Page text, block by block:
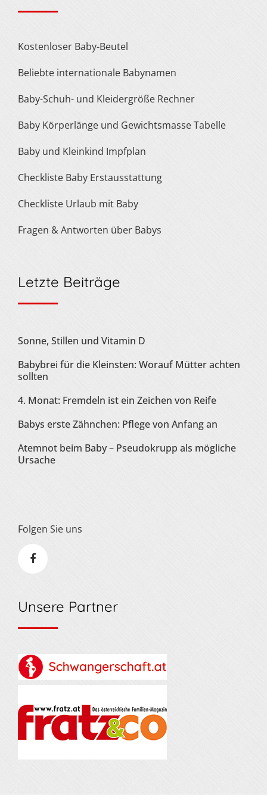
Kostenloser Baby-Beutel
Beliebte internationale Babynamen
Baby-Schuh- und Kleidergröße Rechner
Baby Körperlänge und Gewichtsmasse Tabelle
Baby und Kleinkind Impfplan
Checkliste Baby Erstausstattung
Checkliste Urlaub mit Baby
Fragen & Antworten über Babys
Letzte Beiträge
Sonne, Stillen und Vitamin D
Babybrei für die Kleinsten: Worauf Mütter achten
sollten
4. Monat: Fremdeln ist ein Zeichen von Reife
Babys erste Zähnchen: Pflege von Anfang an
Atemnot beim Baby – Pseudokrupp als mögliche
Ursache
Folgen Sie uns
Unsere Partner